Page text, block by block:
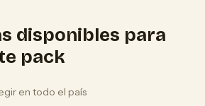
disponibles para
pack
en todo el país